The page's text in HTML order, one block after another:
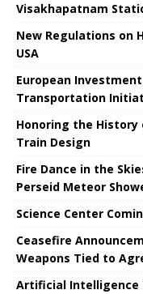
Visakhapatnam
New Regulations on
USA
European
Transportation
Honoring the History
Train Design
Fire Dance in the
Perseid Meteor
Science Center
Ceasefire
Weapons Tied to
Artificial Intelligence